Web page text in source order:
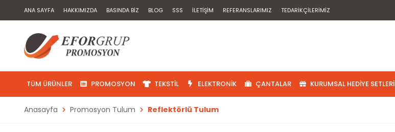
ANA SAYFA HAKKIMIZDA BASINDA BIZ BLOG SSS İLETIŞIM REFERANSLARIMIZ TEDARIKÇILERIMIZ
TÜM ÜRÜNLER PROMOSYON TEKSTIL ELEKTRONIK ÇANTALAR KURUMSAL HEDIYE SETLERI
Anasayfa Promosyon Tulum Reflektörlü Tulum